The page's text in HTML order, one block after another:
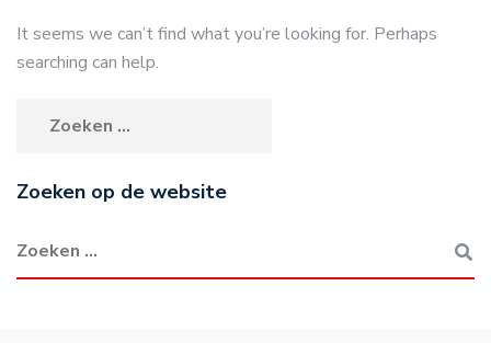
It seems we can’t find what you’re looking for. Perhaps
searching can help.
Zoeken op de website